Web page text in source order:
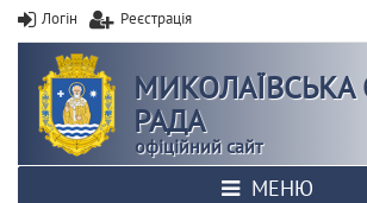
Логін Реєстрація
МИКОЛАЇВСЬКА
РАДА
офіційний сайт
МЕНЮ